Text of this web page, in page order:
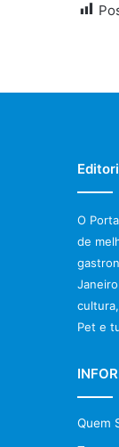
O
de
Pet e
Quem